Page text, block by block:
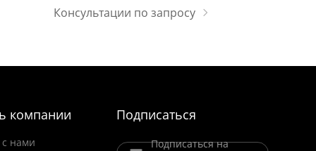
Консультации по запросу
компании
с нами
Подписаться
Подписаться на